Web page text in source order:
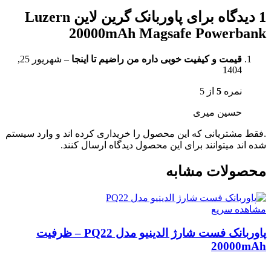
1 دیدگاه برای
پاوربانک گرین لاین Luzern
20000mAh Magsafe Powerbank
قیمت و کیفیت خوبی داره من راضیم تا اینجا –
شهریور 25,
1404
نمره 5 از 5
حسین میری
.فقط مشتریانی که این محصول را خریداری کرده اند و وارد سیستم
شده اند میتوانند برای این محصول دیدگاه ارسال کنند.
محصولات مشابه
مشاهده سریع
پاوربانک فست شارژ الدینیو مدل PQ22 – ظرفیت
20000mAh